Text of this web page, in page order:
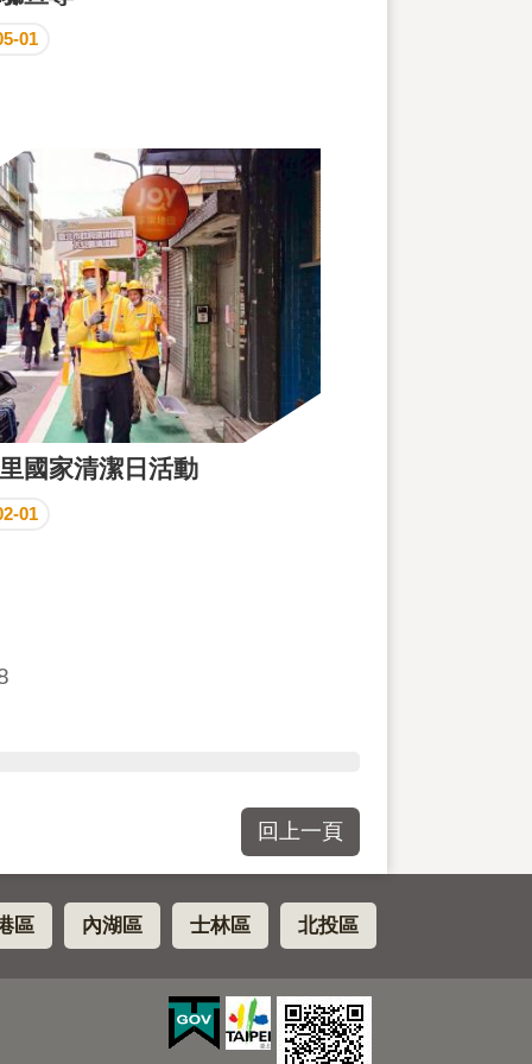
01
國家清潔日活動
01
回上一頁
區 內湖區 士林區 北投區